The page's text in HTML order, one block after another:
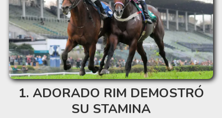
ADORADO RIM DEMOSTRÓ
SU STAMINA